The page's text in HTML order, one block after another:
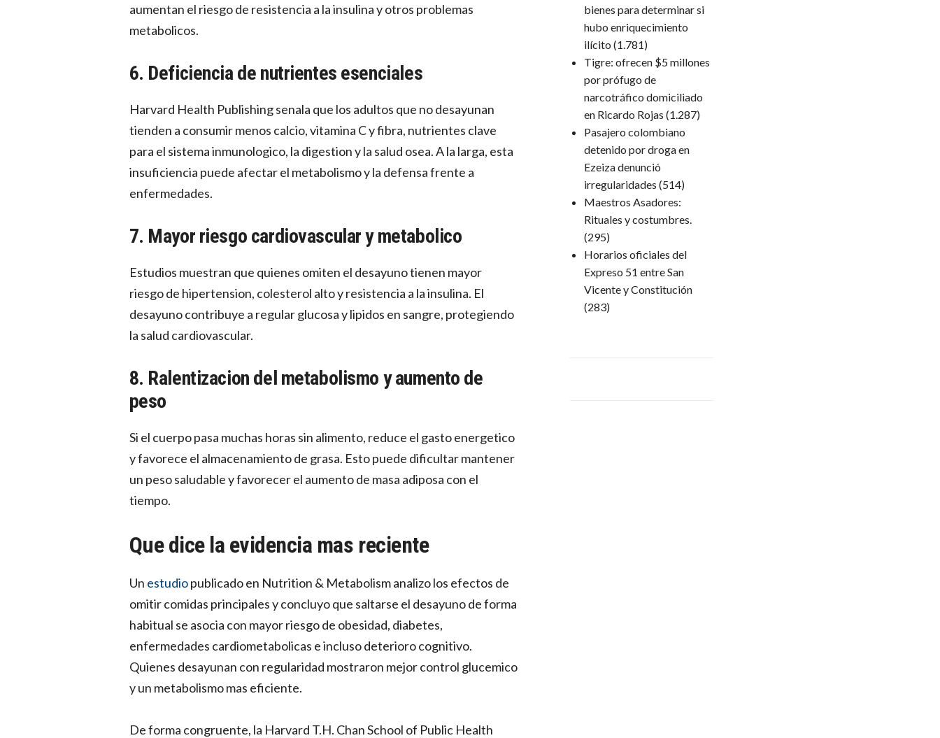
aumentan el riesgo de resistencia a la insulina y otros problemas
metabolicos.
6. Deficiencia de nutrientes esenciales
Harvard Health Publishing senala que los adultos que no desayunan
tienden a consumir menos calcio, vitamina C y fibra, nutrientes clave
para el sistema inmunologico, la digestion y la salud osea. A la larga, esta
insuficiencia puede afectar el metabolismo y la defensa frente a
enfermedades.
7. Mayor riesgo cardiovascular y metabolico
Estudios muestran que quienes omiten el desayuno tienen mayor
riesgo de hipertension, colesterol alto y resistencia a la insulina. El
desayuno contribuye a regular glucosa y lipidos en sangre, protegiendo
la salud cardiovascular.
8. Ralentizacion del metabolismo y aumento de
peso
Si el cuerpo pasa muchas horas sin alimento, reduce el gasto energetico
y favorece el almacenamiento de grasa. Esto puede dificultar mantener
un peso saludable y favorecer el aumento de masa adiposa con el
tiempo.
Que dice la evidencia mas reciente
Un estudiopublicado en Nutrition & Metabolism analizo los efectos de
omitir comidas principales y concluyo que saltarse el desayuno de forma
habitual se asocia con mayor riesgo de obesidad, diabetes,
enfermedades cardiometabolicas e incluso deterioro cognitivo.
Quienes desayunan con regularidad mostraron mejor control glucemico
y un metabolismo mas eficiente.
De forma congruente, la Harvard T.H. Chan School of Public Health
bienes para determinar si
hubo enriquecimiento
ilícito (1.781)
Tigre: ofrecen $5 millones
por prófugo de
narcotráfico domiciliado
en Ricardo Rojas (1.287)
Pasajero colombiano
detenido por droga en
Ezeiza denunció
irregularidades (514)
Maestros Asadores:
Rituales y costumbres.
(295)
Horarios oficiales del
Expreso 51 entre San
Vicente y Constitución
(283)